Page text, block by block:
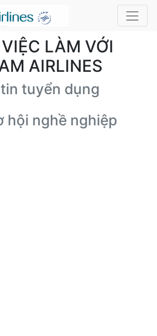
LÀM VỚI
AIRLINES
tuyển dụng
hội nghề nghiệp